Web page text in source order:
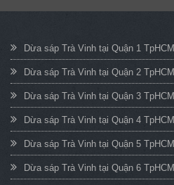
Dừa sáp Trà Vinh tại Quận 1 TpHCM
Dừa sáp Trà Vinh tại Quận 2 TpHCM
Dừa sáp Trà Vinh tại Quận 3 TpHCM
Dừa sáp Trà Vinh tại Quận 4 TpHCM
Dừa sáp Trà Vinh tại Quận 5 TpHCM
Dừa sáp Trà Vinh tại Quận 6 TpHCM